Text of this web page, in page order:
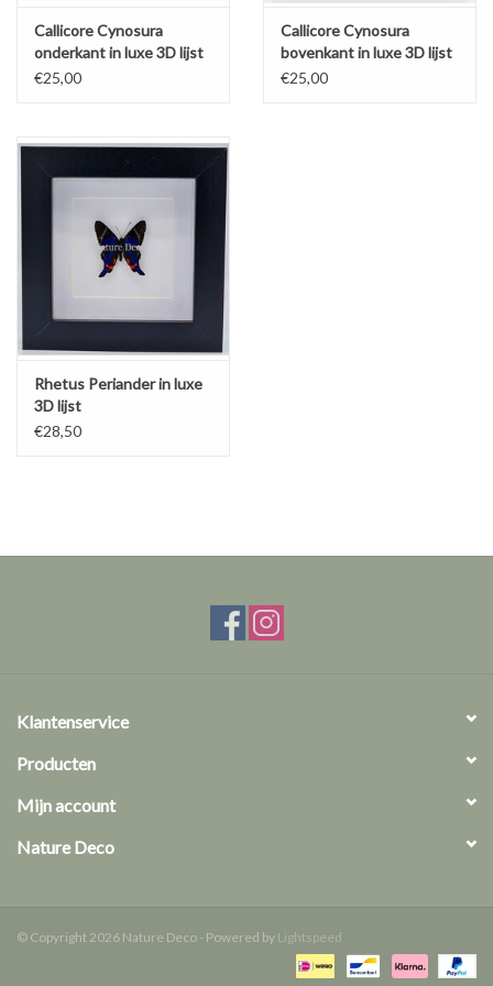
Callicore Cynosura
onderkant in luxe 3D lijst
€25,00
Callicore Cynosura
bovenkant in luxe 3D lijst
€25,00
Rhetus Periander in luxe
3D lijst
€28,50
Klantenservice
Producten
Mijn account
Nature Deco
© Copyright 2026 Nature Deco - Powered by Lightspeed